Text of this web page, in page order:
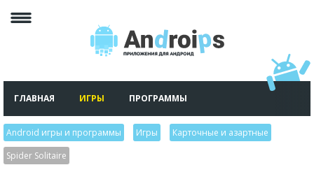
ГЛАВНАЯ ИГРЫ ПРОГРАММЫ
Android игры и программы Игры Карточные и азартные
Spider Solitaire